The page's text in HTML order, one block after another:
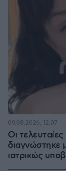
Οι
διαγνώστηκε
ιατρικώς
09.08.2026, 12:07